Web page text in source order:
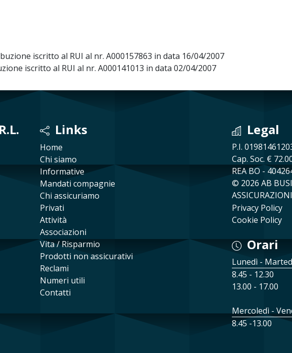
iscritto al RUI al nr. A000157863 in data 16/04/2007
iscritto al RUI al nr. A000141013 in data 02/04/2007
Links
Home
Chi siamo
Informative
Mandati compagnie
Chi assicuriamo
Privati
Attività
Associazioni
Vita / Risparmio
Prodotti non assicurativi
Reclami
Numeri utili
Contatti
Legal
P.I.
Cap. Soc. €
REA BO -
© 2026 AB
Privacy Policy
Cookie Policy
Orari
Lunedì -
8.45 - 12.30
13.00 - 17.00
Mercoledì -
8.45 -13.00